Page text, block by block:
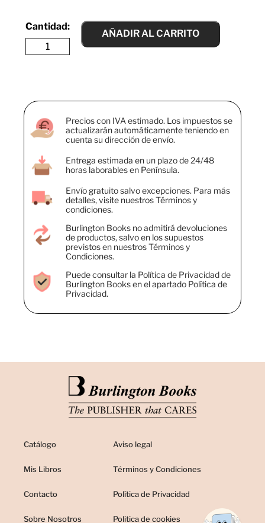
AÑADIR AL CARRITO
Precios con IVA estimado. Los impuestos se
actualizarán automáticamente teniendo en
cuenta su dirección de envío.
Entrega estimada en un plazo de 24/48
horas laborables en Península.
Envío gratuito salvo excepciones. Para más
detalles, visite nuestros Términos y
condiciones.
Burlington Books no admitirá devoluciones
de productos, salvo en los supuestos
previstos en nuestros Términos y
Condiciones.
Puede consultar la Política de Privacidad de
Burlington Books en el apartado Política de
Privacidad.
Catálogo
Mis Libros
Contacto
Sobre Nosotros
Aviso legal
Términos y Condiciones
Política de Privacidad
Politica de cookies